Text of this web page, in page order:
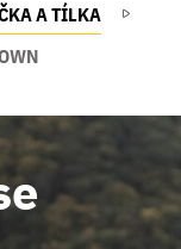
A TÍLKA